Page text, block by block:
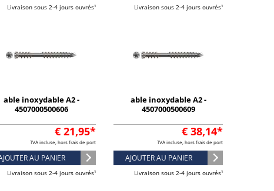
Livraison sous 2-4 jours ouvrés¹ Livraison sous 2-4 jours ouvrés¹
able inoxydable A2 -
4507000500606
€ 21,95*
TVA incluse, hors frais de port
AU PANIER
Livraison sous 2-4 jours ouvrés¹
able inoxydable A2 -
4507000500609
€ 38,14*
TVA incluse, hors frais de port
AJOUTER AU PANIER
Livraison sous 2-4 jours ouvrés¹